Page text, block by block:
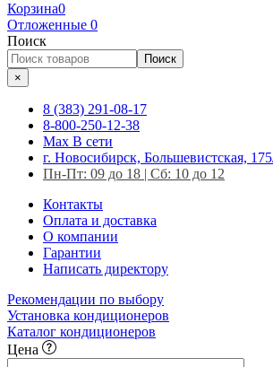
Корзина0
Отложенные 0
Поиск
Поиск
×
8 (383) 291-08-17
8-800-250-12-38
Max В сети
г. Новосибирск, Большевистская,
Пн-Пт: 09 до 18 | Сб: 10 до 12
Контакты
Оплата и доставка
О компании
Гарантии
Написать директору
Рекомендации по выбору
Установка кондиционеров
Каталог кондиционеров
Цена